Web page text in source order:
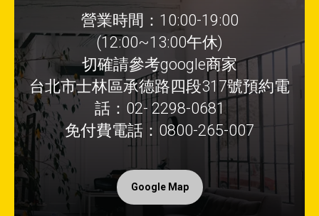
營業時間：10:00-19:00
(12:00~13:00午休)
切確請參考google商家
台北市士林區承德路四段317號預約電
話：02- 2298-0681
免付費電話：0800-265-007
Google Map